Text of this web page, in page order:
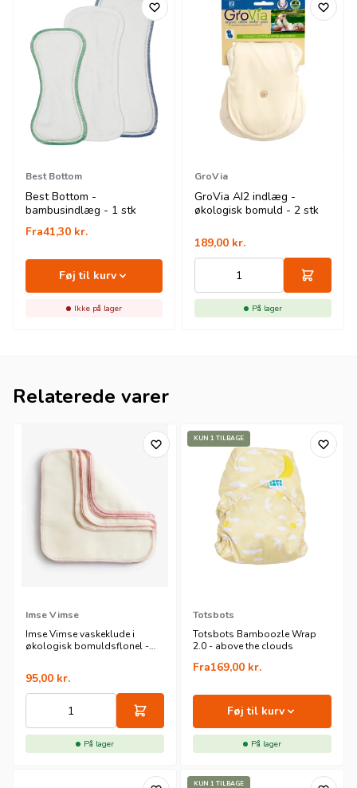
Best Bottom
Best Bottom -
bambusindlæg - 1 stk
Fra41,30 kr.
Føj til kurv
Ikke på lager
GroVia
GroVia AI2 indlæg -
økologisk bomuld - 2 stk
189,00 kr.
På lager
Relaterede varer
Imse Vimse
Imse Vimse vaskeklude i
økologisk bomuldsflonel -
95,00 kr.
På lager
KUN 1 TILBAGE
Totsbots
Totsbots Bamboozle Wrap
2.0 - above the clouds
Fra169,00 kr.
Føj til kurv
På lager
KUN 1 TILBAGE